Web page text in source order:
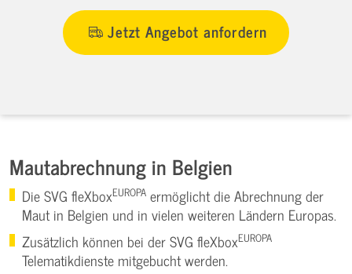
Jetzt Angebot anfordern
Mautabrechnung in Belgien
Die SVG fleXboxEUROPA ermöglicht die Abrechnung der
Maut in Belgien und in vielen weiteren Ländern Europas.
Zusätzlich können bei der SVG fleXboxEUROPA
Telematikdienste mitgebucht werden.